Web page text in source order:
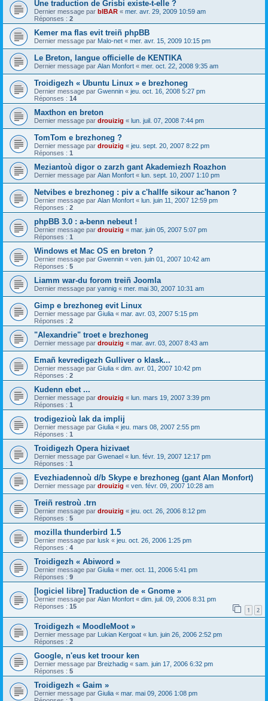
Une traduction de Grisbi existe-t-elle ?
Dernier message par bIBAR « mer. avr. 29, 2009 10:59 am
Réponses : 2
Kemer ma flas evit treiñ phpBB
Dernier message par Malo-net « mer. avr. 15, 2009 10:15 pm
Le Breton, langue officielle de KENTIKA
Dernier message par Alan Monfort « mer. oct. 22, 2008 9:35 am
Troidigezh « Ubuntu Linux » e brezhoneg
Dernier message par Gwennin « jeu. oct. 16, 2008 5:27 pm
Réponses : 14
Maxthon en breton
Dernier message par drouizig « lun. juil. 07, 2008 7:44 pm
TomTom e brezhoneg ?
Dernier message par drouizig « jeu. sept. 20, 2007 8:22 pm
Réponses : 1
Meziantoù digor o zarzh gant Akademiezh Roazhon
Dernier message par Alan Monfort « lun. sept. 10, 2007 1:10 pm
Netvibes e brezhoneg : piv a c'hallfe sikour ac'hanon ?
Dernier message par Alan Monfort « lun. juin 11, 2007 12:59 pm
Réponses : 2
phpBB 3.0 : a-benn nebeut !
Dernier message par drouizig « mar. juin 05, 2007 5:07 pm
Réponses : 1
Windows et Mac OS en breton ?
Dernier message par Gwennin « ven. juin 01, 2007 10:42 am
Réponses : 5
Liamm war-du forom treiñ Joomla
Dernier message par yannig « mer. mai 30, 2007 10:31 am
Gimp e brezhoneg evit Linux
Dernier message par Giulia « mar. avr. 03, 2007 5:15 pm
Réponses : 2
"Alexandrie" troet e brezhoneg
Dernier message par drouizig « mar. avr. 03, 2007 8:43 am
Emañ kevredigezh Gulliver o klask...
Dernier message par Giulia « dim. avr. 01, 2007 10:42 pm
Réponses : 2
Kudenn ebet ...
Dernier message par drouizig « lun. mars 19, 2007 3:39 pm
Réponses : 1
trodigezioù lak da implij
Dernier message par Giulia « jeu. mars 08, 2007 2:55 pm
Réponses : 1
Troidigezh Opera hizivaet
Dernier message par Gwenael « lun. févr. 19, 2007 12:17 pm
Réponses : 1
Evezhiadennoù d/b Skype e brezhoneg (gant Alan Monfort)
Dernier message par drouizig « ven. févr. 09, 2007 10:28 am
Treiñ restroù .trn
Dernier message par drouizig « jeu. oct. 26, 2006 8:12 pm
Réponses : 5
mozilla thunderbird 1.5
Dernier message par lusk « jeu. oct. 26, 2006 1:25 pm
Réponses : 4
Troidigezh « Abiword »
Dernier message par Giulia « mer. oct. 11, 2006 5:41 pm
Réponses : 9
[logiciel libre] Traduction de « Gnome »
Dernier message par Alan Monfort « dim. juil. 09, 2006 8:31 pm
Réponses : 15 1 2
Troidigezh « MoodleMoot »
Dernier message par Lukian Kergoat « lun. juin 26, 2006 2:52 pm
Réponses : 2
Google, n'eus ket troour ken
Dernier message par Breizhadig « sam. juin 17, 2006 6:32 pm
Réponses : 5
Troidigezh « Gaim »
Dernier message par Giulia « mar. mai 09, 2006 1:08 pm